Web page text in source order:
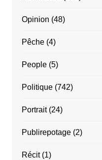
Opinion (48)
Pêche(4)
People(5)
Politique(742)
Portrait(24)
Publirepotage(2)
Récit(1)